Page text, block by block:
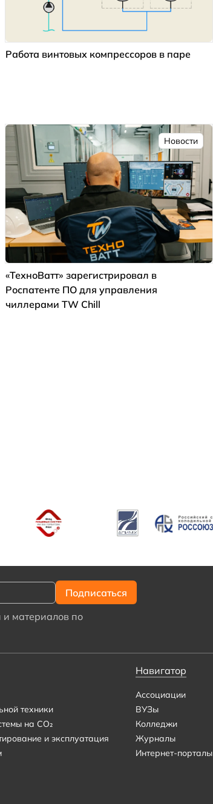
Работа винтовых компрессоров в паре
Новости
«ТехноВатт» зарегистрировал в
Роспатенте ПО для управления
чиллерами TW Chill
и материалов по
техники
на CO₂
и эксплуатация
Навигатор
Ассоциации
ВУЗы
Колледжи
Журналы
Интернет-порталы